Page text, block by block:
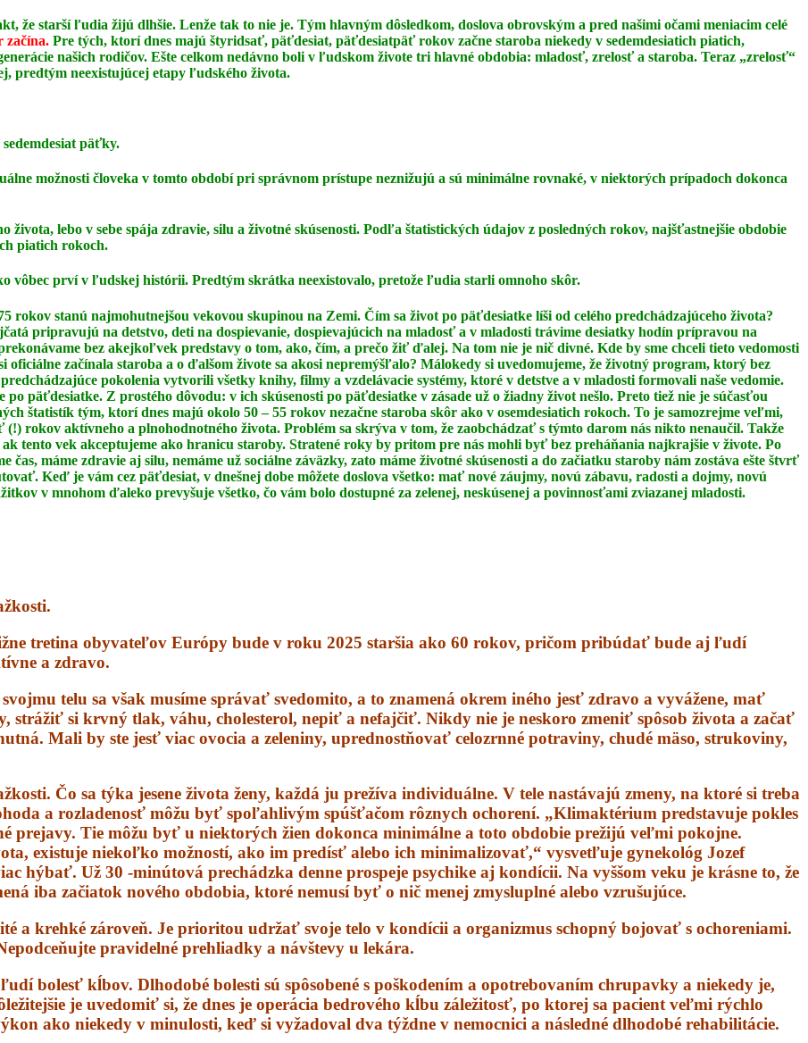
že starší ľudia žijú dlhšie. Lenže tak to nie je. Tým hlavným dôsledkom, doslova obrovským a pred našimi očami meniacim celé
začína. Pre tých, ktorí dnes majú štyridsať, päťdesiat, päťdesiatpäť rokov začne staroba niekedy v sedemdesiatich piatich,
našich rodičov. Ešte celkom nedávno boli v ľudskom živote tri hlavné obdobia: mladosť, zrelosť a staroba. Teraz „zrelosť“
predtým neexistujúcej etapy ľudského života.
päťky.
možnosti človeka v tomto období pri správnom prístupe neznižujú a sú minimálne rovnaké, v niektorých prípadoch dokonca
života, lebo v sebe spája zdravie, silu a životné skúsenosti. Podľa štatistických údajov z posledných rokov, najšťastnejšie obdobie
piatich rokoch.
vôbec prví v ľudskej histórii. Predtým skrátka neexistovalo, pretože ľudia starli omnoho skôr.
rokov stanú najmohutnejšou vekovou skupinou na Zemi. Čím sa život po päťdesiatke líši od celého predchádzajúceho života?
pripravujú na detstvo, deti na dospievanie, dospievajúcich na mladosť a v mladosti trávime desiatky hodín prípravou na
bez akejkoľvek predstavy o tom, ako, čím, a prečo žiť ďalej. Na tom nie je nič divné. Kde by sme chceli tieto vedomosti
oficiálne začínala staroba a o ďalšom živote sa akosi nepremýšľalo? Málokedy si uvedomujeme, že životný program, ktorý bez
pokolenia vytvorili všetky knihy, filmy a vzdelávacie systémy, ktoré v detstve a v mladosti formovali naše vedomie.
po päťdesiatke. Z prostého dôvodu: v ich skúsenosti po päťdesiatke v zásade už o žiadny život nešlo. Preto tiež nie je súčasťou
štatistík tým, ktorí dnes majú okolo 50 – 55 rokov nezačne staroba skôr ako v osemdesiatich rokoch. To je samozrejme veľmi,
(!) rokov aktívneho a plnohodnotného života. Problém sa skrýva v tom, že zaobchádzať s týmto darom nás nikto nenaučil. Takže
tento vek akceptujeme ako hranicu staroby. Stratené roky by pritom pre nás mohli byť bez preháňania najkrajšie v živote. Po
čas, máme zdravie aj silu, nemáme už sociálne záväzky, zato máme životné skúsenosti a do začiatku staroby nám zostáva ešte štvrť
Keď je vám cez päťdesiat, v dnešnej dobe môžete doslova všetko: mať nové záujmy, novú zábavu, radosti a dojmy, novú
v mnohom ďaleko prevyšuje všetko, čo vám bolo dostupné za zelenej, neskúsenej a povinnosťami zviazanej mladosti.
tretina obyvateľov Európy bude v roku 2025 staršia ako 60 rokov, pričom pribúdať bude aj ľudí
a zdravo.
telu sa však musíme správať svedomito, a to znamená okrem iného jesť zdravo a vyvážene, mať
strážiť si krvný tlak, váhu, cholesterol, nepiť a nefajčiť. Nikdy nie je neskoro zmeniť spôsob života a začať
Mali by ste jesť viac ovocia a zeleniny, uprednostňovať celozrnné potraviny, chudé mäso, strukoviny,
Čo sa týka jesene života ženy, každá ju prežíva individuálne. V tele nastávajú zmeny, na ktoré si treba
a rozladenosť môžu byť spoľahlivým spúšťačom rôznych ochorení. „Klimaktérium predstavuje pokles
prejavy. Tie môžu byť u niektorých žien dokonca minimálne a toto obdobie prežijú veľmi pokojne.
existuje niekoľko možností, ako im predísť alebo ich minimalizovať,“ vysvetľuje gynekológ Jozef
hýbať. Už 30 -minútová prechádzka denne prospeje psychike aj kondícii. Na vyššom veku je krásne to, že
iba začiatok nového obdobia, ktoré nemusí byť o nič menej zmysluplné alebo vzrušujúce.
a krehké zároveň. Je prioritou udržať svoje telo v kondícii a organizmus schopný bojovať s ochoreniami.
pravidelné prehliadky a návštevy u lekára.
bolesť kĺbov. Dlhodobé bolesti sú spôsobené s poškodením a opotrebovaním chrupavky a niekedy je,
je uvedomiť si, že dnes je operácia bedrového kĺbu záležitosť, po ktorej sa pacient veľmi rýchlo
ako niekedy v minulosti, keď si vyžadoval dva týždne v nemocnici a následné dlhodobé rehabilitácie.